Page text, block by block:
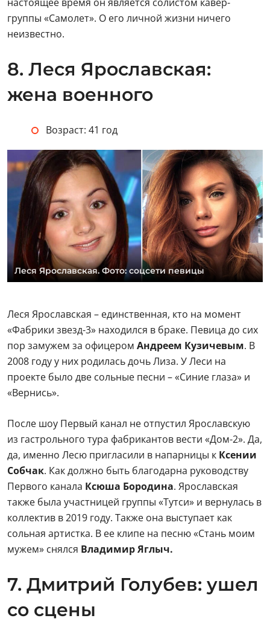
группы «Самолет». О его личной жизни ничего
неизвестно.
8. Леся Ярославская:
жена военного
Возраст: 41 год
Леся Ярославская. Фото: соцсети певицы
Леся Ярославская – единственная, кто на момент
«Фабрики звезд-3» находился в браке. Певица до сих
пор замужем за офицером Андреем Кузичевым. В
2008 году у них родилась дочь Лиза. У Леси на
проекте было две сольные песни – «Синие глаза» и
«Вернись».
После шоу Первый канал не отпустил Ярославскую
из гастрольного тура фабрикантов вести «Дом-2». Да,
да, именно Лесю пригласили в напарницы к Ксении
Собчак. Как должно быть благодарна руководству
Первого канала Ксюша Бородина. Ярославская
также была участницей группы «Тутси» и вернулась в
коллектив в 2019 году. Также она выступает как
сольная артистка. В ее клипе на песню «Стань моим
мужем» снялся Владимир Яглыч.
7. Дмитрий Голубев: ушел
со сцены